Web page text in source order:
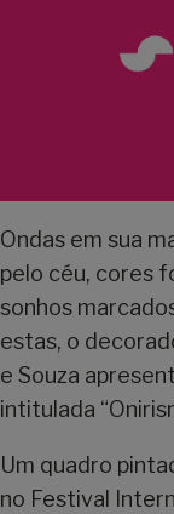
Ondas em sua
pelo céu, cores
sonhos
estas, o
e Souza
intitulada
Um quadro
no Festival